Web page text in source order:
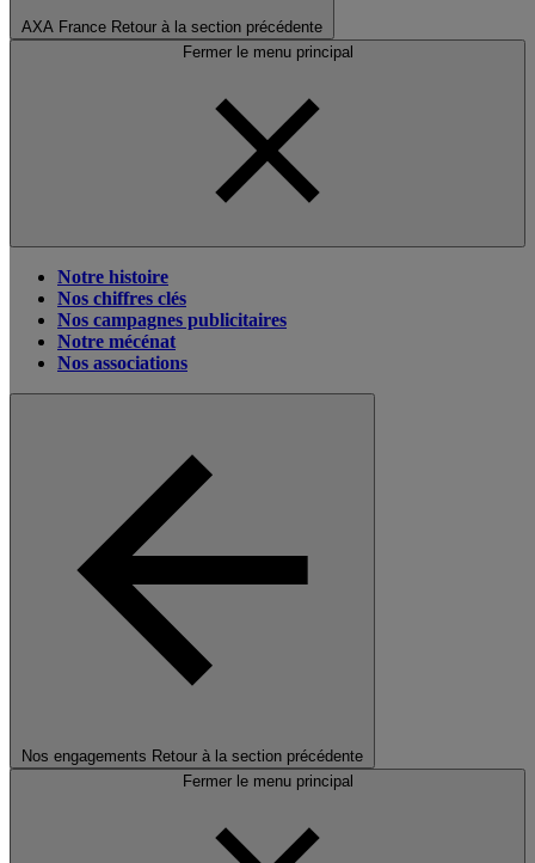
AXA France Retour à la section précédente
Fermer le menu principal
Notre histoire
Nos chiffres clés
Nos campagnes publicitaires
Notre mécénat
Nos associations
Nos engagements Retour à la section précédente
Fermer le menu principal